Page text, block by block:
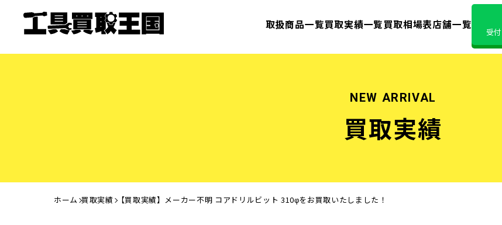
取扱商品一覧買取実績一覧買取相場表店舗一覧
受
NEW ARRIVAL
買取実績
ホーム 買取実績 【買取実績】メーカー不明 コアドリルビット 310φをお買取いたしました！